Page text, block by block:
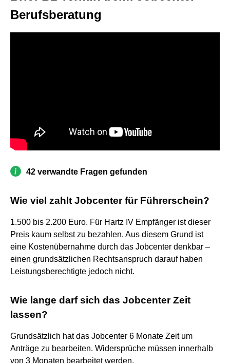
Berufsberatung
42 verwandte Fragen gefunden
Wie viel zahlt Jobcenter für Führerschein?
1.500 bis 2.200 Euro. Für Hartz IV Empfänger ist dieser
Preis kaum selbst zu bezahlen. Aus diesem Grund ist
eine Kostenübernahme durch das Jobcenter denkbar –
einen grundsätzlichen Rechtsanspruch darauf haben
Leistungsberechtigte jedoch nicht.
Wie lange darf sich das Jobcenter Zeit
lassen?
Grundsätzlich hat das Jobcenter 6 Monate Zeit um
Anträge zu bearbeiten. Widersprüche müssen innerhalb
von 3 Monaten bearbeitet werden.